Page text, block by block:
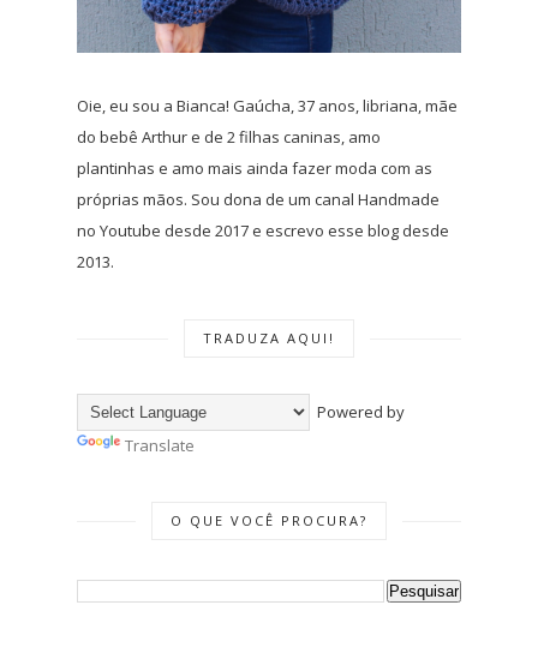
Oie, eu sou a Bianca! Gaúcha, 37 anos, libriana, mãe
do bebê Arthur e de 2 filhas caninas, amo
plantinhas e amo mais ainda fazer moda com as
próprias mãos. Sou dona de um canal Handmade
no Youtube desde 2017 e escrevo esse blog desde
2013.
TRADUZA AQUI!
Powered by
Translate
O QUE VOCÊ PROCURA?